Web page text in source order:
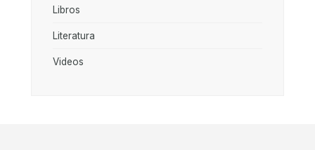
Libros
Literatura
Videos